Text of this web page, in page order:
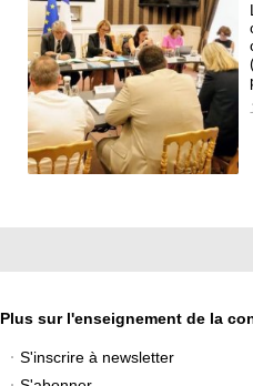
Plus sur l'enseignement de la
S'inscrire à newsletter